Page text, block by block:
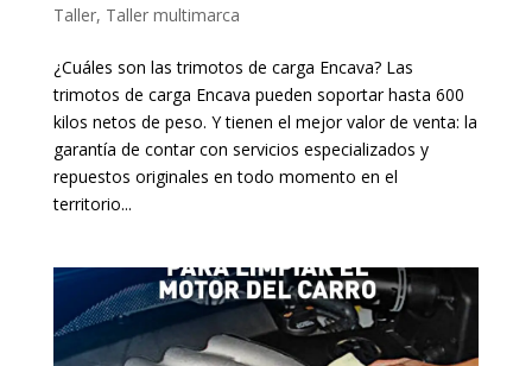
Taller, Taller multimarca
¿Cuáles son las trimotos de carga Encava? Las
trimotos de carga Encava pueden soportar hasta 600
kilos netos de peso. Y tienen el mejor valor de venta: la
garantía de contar con servicios especializados y
repuestos originales en todo momento en el
territorio...